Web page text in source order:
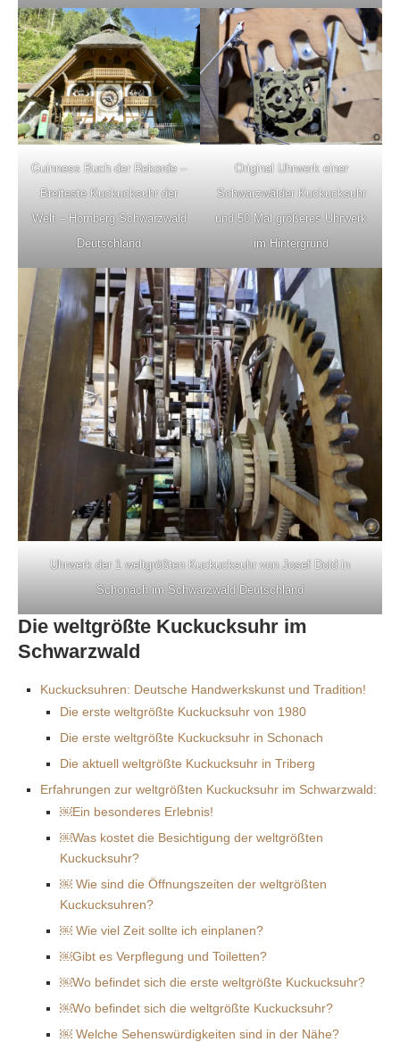
Guinness Buch der Rekorde –
Breiteste Kuckucksuhr der
Welt – Hornberg Schwarzwald
Deutschland
Original Uhrwerk einer
Schwarzwälder Kuckucksuhr
und 50 Mal größeres Uhrwerk
im Hintergrund
Uhrwerk der 1 weltgrößten Kuckucksuhr von Josef Dold in
Schonach im Schwarzwald Deutschland
Die weltgrößte Kuckucksuhr im
Schwarzwald
Kuckucksuhren: Deutsche Handwerkskunst und Tradition!
Die erste weltgrößte Kuckucksuhr von 1980
Die erste weltgrößte Kuckucksuhr in Schonach
Die aktuell weltgrößte Kuckucksuhr in Triberg
Erfahrungen zur weltgrößten Kuckucksuhr im Schwarzwald:
￼Ein besonderes Erlebnis!
￼Was kostet die Besichtigung der weltgrößten
Kuckucksuhr?
￼ Wie sind die Öffnungszeiten der weltgrößten
Kuckucksuhren?
￼ Wie viel Zeit sollte ich einplanen?
￼Gibt es Verpflegung und Toiletten?
￼Wo befindet sich die erste weltgrößte Kuckucksuhr?
￼Wo befindet sich die weltgrößte Kuckucksuhr?
￼ Welche Sehenswürdigkeiten sind in der Nähe?